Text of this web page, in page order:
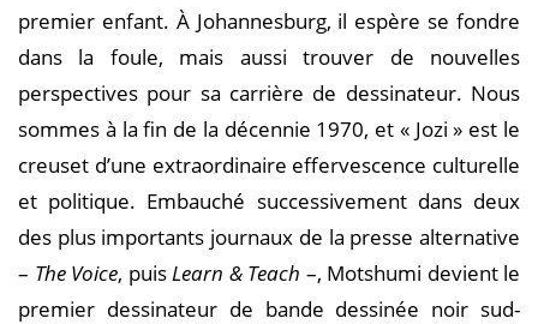
premier enfant. À Johannesburg, il espère se fondre
dans la foule, mais aussi trouver de nouvelles
perspectives pour sa carrière de dessinateur. Nous
sommes à la fin de la décennie 1970, et « Jozi » est le
creuset d’une extraordinaire effervescence culturelle
et politique. Embauché successivement dans deux
des plus importants journaux de la presse alternative
– The Voice, puisLearn & Teach –, Motshumi devient le
premier dessinateur de bande dessinée noir sud-